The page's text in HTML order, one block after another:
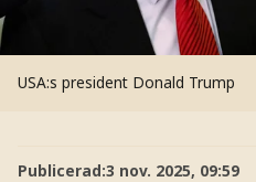
USA:s president Donald Trump
Publicerad:3 nov. 2025, 09:59